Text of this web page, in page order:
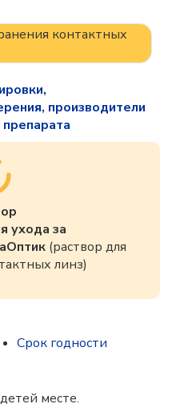
контактных
производители
ухода за
(раствор для
линз)
Срок годности
месте.